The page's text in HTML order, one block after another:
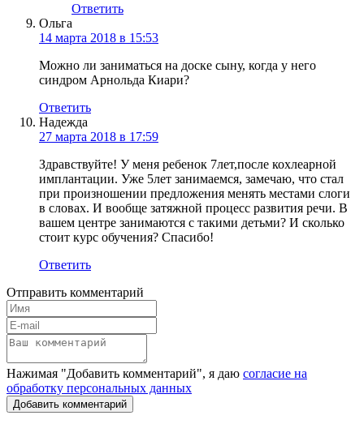
Ответить
Ольга
14 марта 2018 в 15:53
Можно ли заниматься на доске сыну, когда у него
синдром Арнольда Киари?
Ответить
Надежда
27 марта 2018 в 17:59
Здравствуйте! У меня ребенок 7лет,после кохлеарной
имплантации. Уже 5лет занимаемся, замечаю, что стал
при произношении предложения менять местами слоги
в словах. И вообще затяжной процесс развития речи. В
вашем центре занимаются с такими детьми? И сколько
стоит курс обучения? Спасибо!
Ответить
Отправить комментарий
Нажимая "Добавить комментарий", я даю согласие на
обработку персональных данных